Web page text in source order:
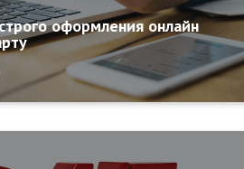
оформления онлайн